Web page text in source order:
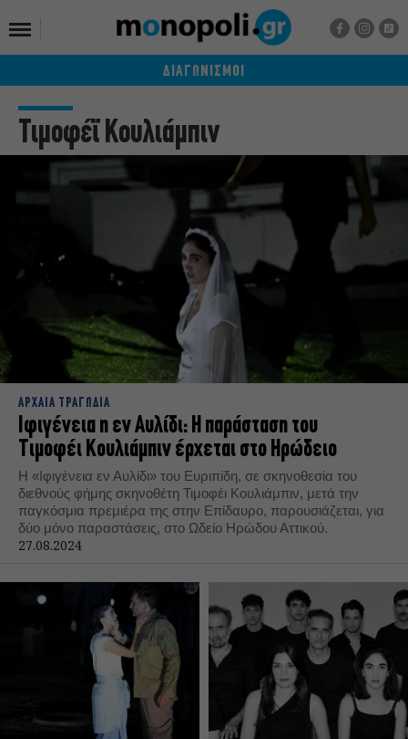
ΔΙΑΓΩΝΙΣΜΟΙ
Τιμοφέϊ Κουλιάμπιν
ΑΡΧΑΙΑ ΤΡΑΓΩΔΙΑ
Ιφιγένεια η εν Αυλίδι: Η παράσταση του
Τιμοφέι Κουλιάμπιν έρχεται στο Ηρώδειο
Η «Ιφιγένεια εν Αυλίδι» του Ευριπίδη, σε σκηνοθεσία του
διεθνούς φήμης σκηνοθέτη Τιμοφέι Κουλιάμπιν, μετά την
παγκόσμια πρεμιέρα της στην Επίδαυρο, παρουσιάζεται, για
δύο μόνο παραστάσεις, στο Ωδείο Ηρώδου Αττικού.
27.08.2024